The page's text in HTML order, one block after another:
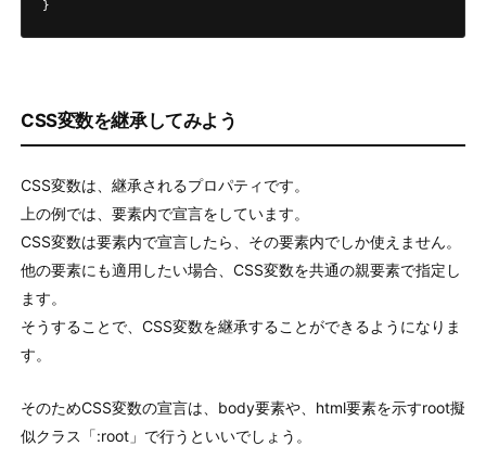
}
CSS変数を継承してみよう
CSS変数は、継承されるプロパティです。
上の例では、要素内で宣言をしています。
CSS変数は要素内で宣言したら、その要素内でしか使えません。
他の要素にも適用したい場合、CSS変数を共通の親要素で指定し
ます。
そうすることで、CSS変数を継承することができるようになりま
す。
そのためCSS変数の宣言は、body要素や、html要素を示すroot擬
似クラス「:root」で行うといいでしょう。